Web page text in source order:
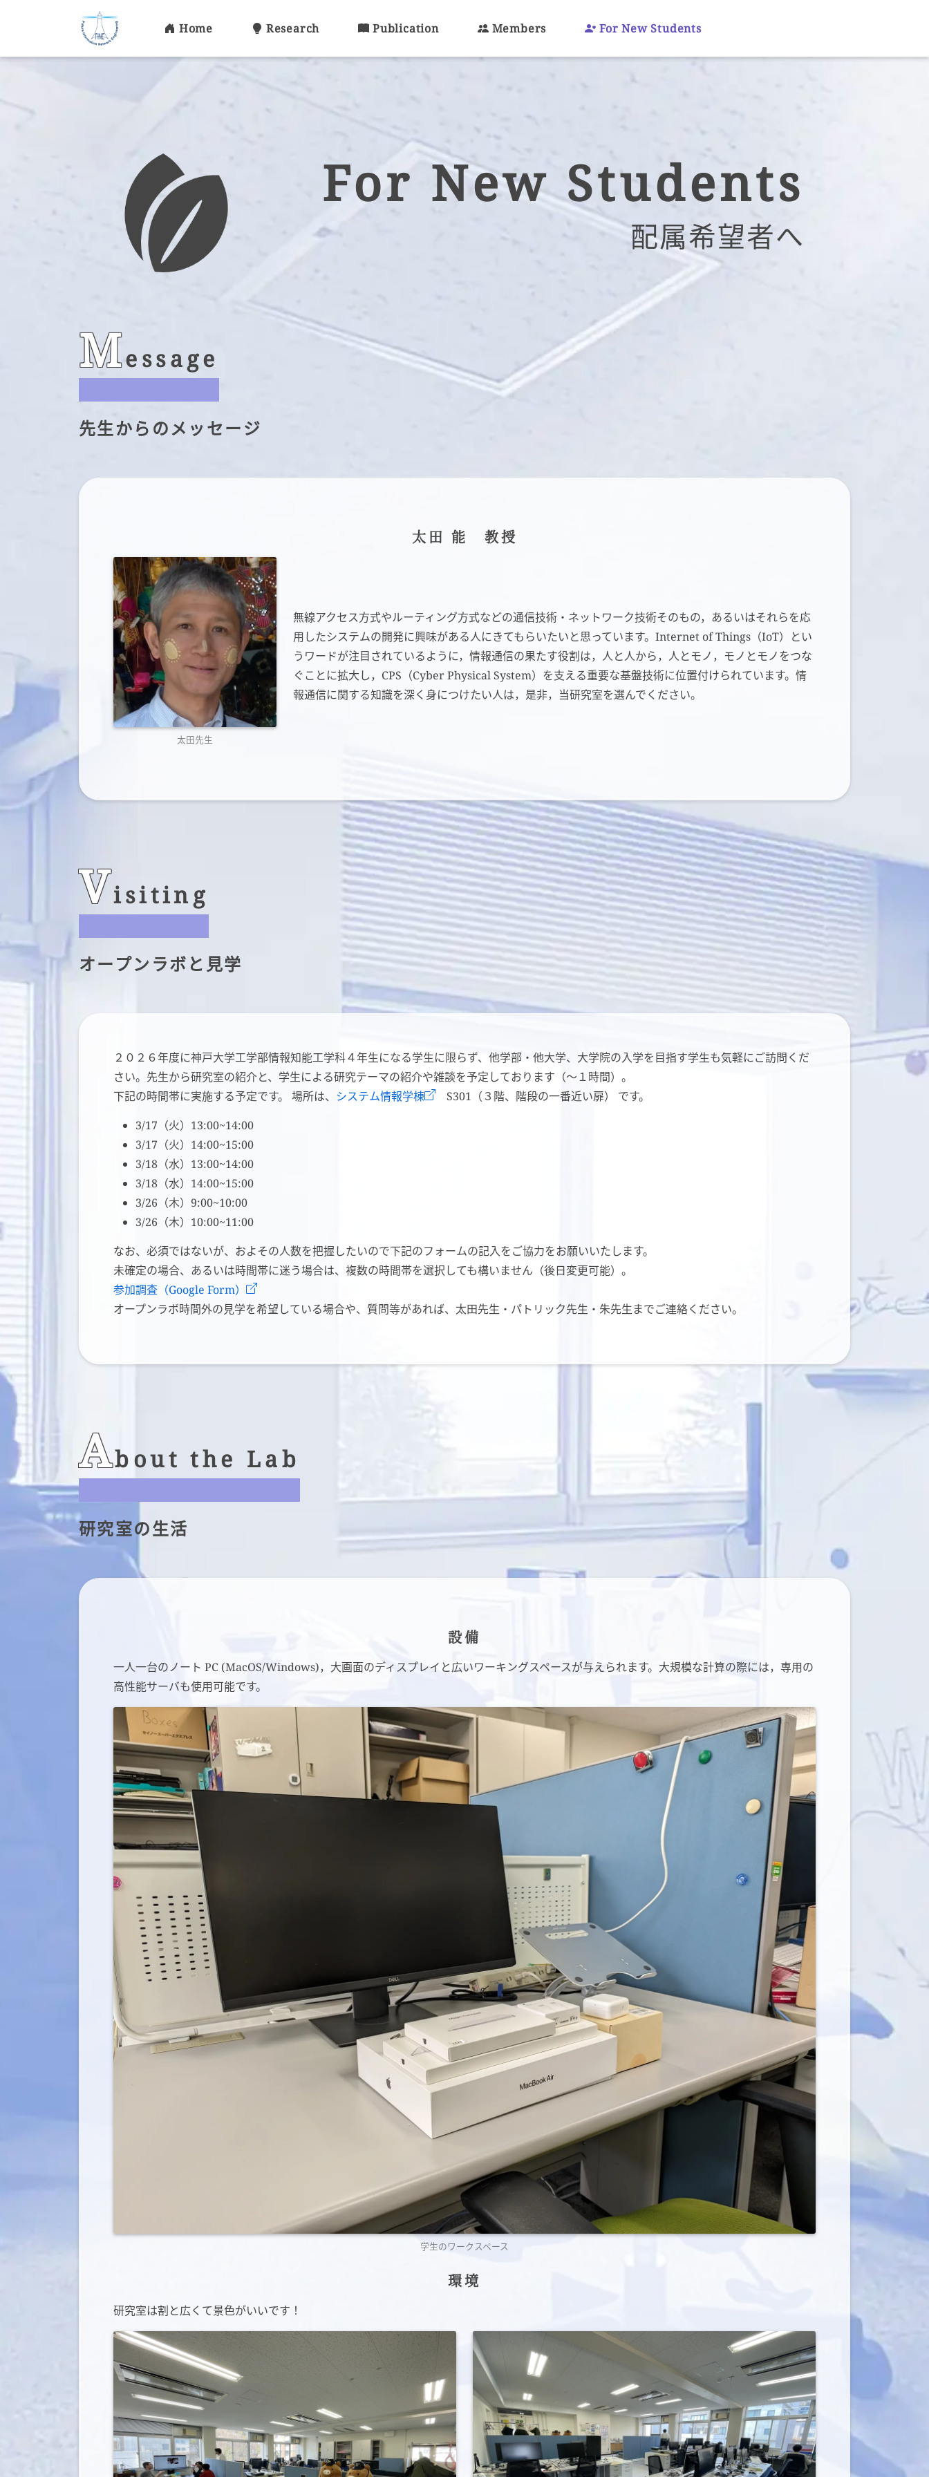
Home Research Publication Members For New Students
For New Students
配属希望者へ
Message
先生からのメッセージ
太田 能 教授
太田先生
無線アクセス方式やルーティング方式などの通信技術・ネットワーク技術そのもの，あるいはそれらを応
用したシステムの開発に興味がある人にきてもらいたいと思っています。Internet of Things（IoT）とい
うワードが注目されているように，情報通信の果たす役割は，人と人から，人とモノ，モノとモノをつな
ぐことに拡大し，CPS（Cyber Physical System）を支える重要な基盤技術に位置付けられています。情
報通信に関する知識を深く身につけたい人は，是非，当研究室を選んでください。
Visiting
オープンラボと見学
２０２６年度に神戸大学工学部情報知能工学科４年生になる学生に限らず、他学部・他大学、大学院の入学を目指す学生も気軽にご訪問くだ
さい。先生から研究室の紹介と、学生による研究テーマの紹介や雑談を予定しております（～１時間）。
下記の時間帯に実施する予定です。 場所は、 システム情報学棟
S301（３階、階段の一番近い扉） です。
3/17（火）13:00~14:00
3/17（火）14:00~15:00
3/18（水）13:00~14:00
3/18（水）14:00~15:00
3/26（木）9:00~10:00
3/26（木）10:00~11:00
なお、必須ではないが、およその人数を把握したいので下記のフォームの記入をご協力をお願いいたします。
未確定の場合、あるいは時間帯に迷う場合は、複数の時間帯を選択しても構いません（後日変更可能）。
参加調査（Google Form）
オープンラボ時間外の見学を希望している場合や、質問等があれば、太田先生・パトリック先生・朱先生までご連絡ください。
About the Lab
研究室の生活
設備
一人一台のノート PC (MacOS/Windows)，大画面のディスプレイと広いワーキングスペースが与えられます。大規模な計算の際には，専用の
高性能サーバも使用可能です。
学生のワークスペース
環境
研究室は割と広くて景色がいいです！